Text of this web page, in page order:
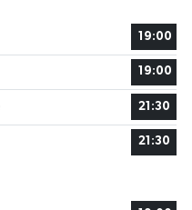
19:00
19:00
21:30
21:30